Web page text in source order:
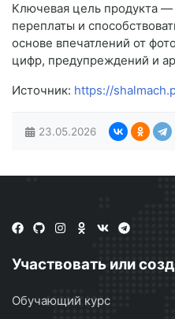
Ключевая цель продукта
переплаты и
основе впечатлений от
цифр, предупреждений и
Источник: https://
23.05.2026
Участвовать или
Обучающий курс